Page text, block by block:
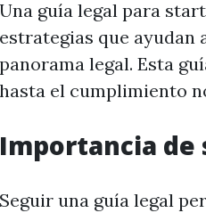
Una guía legal para
estrategias que ayudan
panorama legal. Esta
hasta el cumplimiento
Importancia de
Seguir una guía legal